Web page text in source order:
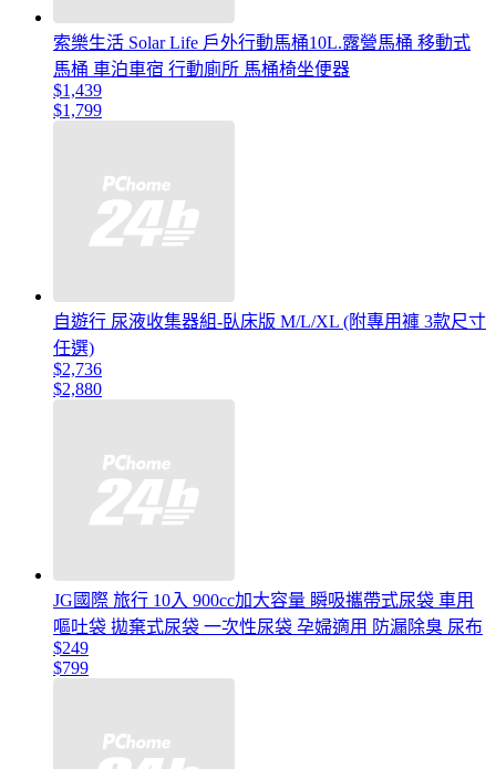
索樂生活 Solar Life 戶外行動馬桶10L.露營馬桶 移動式
馬桶 車泊車宿 行動廁所 馬桶椅坐便器
$1,439
$1,799
自遊行 尿液收集器組-臥床版 M/L/XL (附專用褲 3款尺寸
任選)
$2,736
$2,880
JG國際 旅行 10入 900cc加大容量 瞬吸攜帶式尿袋 車用
嘔吐袋 拋棄式尿袋 一次性尿袋 孕婦適用 防漏除臭 尿布
$249
$799